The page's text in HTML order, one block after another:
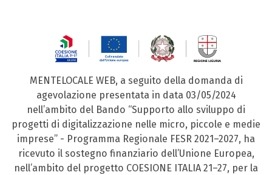
MENTELOCALE WEB, a seguito della domanda di
agevolazione presentata in data 03/05/2024
nell’ambito del Bando “Supporto allo sviluppo di
progetti di digitalizzazione nelle micro, piccole e medie
imprese” - Programma Regionale FESR 2021–2027, ha
ricevuto il sostegno finanziario dell’Unione Europea,
nell’ambito del progetto COESIONE ITALIA 21–27, per la